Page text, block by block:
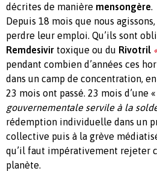
décrites de manière mensongère.
Depuis 18 mois que nous
perdre leur emploi. Qu’ils sont
Remdesivir toxique ou du Rivotril
pendant combien d’années ces
dans un camp de concentration,
23 mois ont passé. 23 mois d’une «
gouvernementale servile à la
rédemption individuelle dans un
collective puis à la grève
qu’il faut impérativement rejeter
planète.